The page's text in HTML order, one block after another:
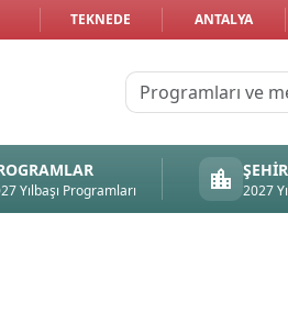
TEKNEDE ANTALYA
Yılbaşı Programları 2027